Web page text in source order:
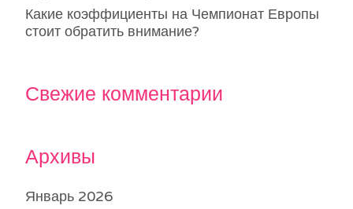
Какие коэффициенты на Чемпионат Европы
стоит обратить внимание?
Свежие комментарии
Архивы
Январь 2026